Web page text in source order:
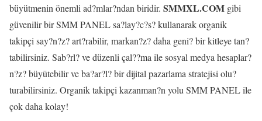
büyütmenin önemli ad?mlar?ndan biridir. SMMXL.COM gibi
güvenilir bir SMM PANEL sa?lay?c?s? kullanarak organik
takipçi say?n?z? art?rabilir, markan?z? daha geni? bir kitleye tan?
tabilirsiniz. Sab?rl? ve düzenli çal??ma ile sosyal medya hesaplar?
n?z? büyütebilir ve ba?ar?l? bir dijital pazarlama stratejisi olu?
turabilirsiniz. Organik takipçi kazanman?n yolu SMM PANEL ile
çok daha kolay!